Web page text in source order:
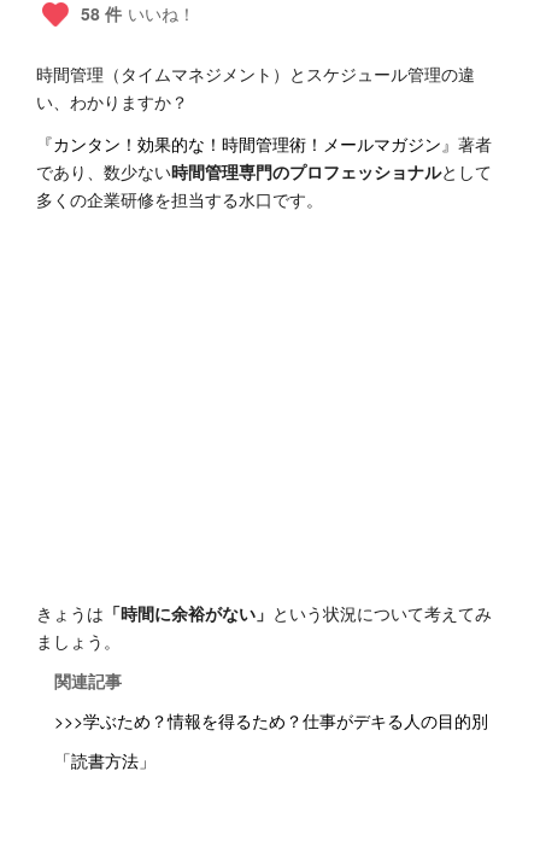
58 件 いいね！
時間管理（タイムマネジメント）とスケジュール管理の違
い、わかりますか？
『カンタン！効果的な！時間管理術！メールマガジン』著者
であり、数少ない時間管理専門のプロフェッショナルとして
多くの企業研修を担当する水口です。
きょうは 「時間に余裕がない」 という状況について考えてみ
ましょう。
関連記事
>>>学ぶため？情報を得るため？仕事がデキる人の目的別
「読書方法」